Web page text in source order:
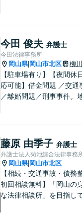
事件・犯罪被害者支援な
広い事件に対応！
今田 俊夫 弁護士
今田法律事務所
岡山県| 岡山市北区 柳
【駐車場有り】【夜間休
応可能】借金問題 ／交通
／離婚問題／刑事事件。地
軽にご相談ください。
藤原 由季子 弁護士
弁護士法人菊池綜合法律事務
岡山県| 岡山市北区
【相続・交通事故・債務
初回相談無料】「岡山の
な法律相談所」を目指して